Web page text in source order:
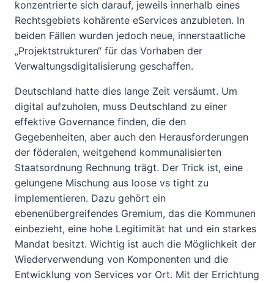
konzentrierte sich darauf, jeweils innerhalb eines
Rechtsgebiets kohärente eServices anzubieten. In
beiden Fällen wurden jedoch neue, innerstaatliche
„Projektstrukturen“ für das Vorhaben der
Verwaltungsdigitalisierung geschaffen.
Deutschland hatte dies lange Zeit versäumt. Um
digital aufzuholen, muss Deutschland zu einer
effektive Governance finden, die den
Gegebenheiten, aber auch den Herausforderungen
der föderalen, weitgehend kommunalisierten
Staatsordnung Rechnung trägt. Der Trick ist, eine
gelungene Mischung aus loose vs tight zu
implementieren. Dazu gehört ein
ebenenübergreifendes Gremium, das die Kommunen
einbezieht, eine hohe Legitimität hat und ein starkes
Mandat besitzt. Wichtig ist auch die Möglichkeit der
Wiederverwendung von Komponenten und die
Entwicklung von Services vor Ort. Mit der Errichtung